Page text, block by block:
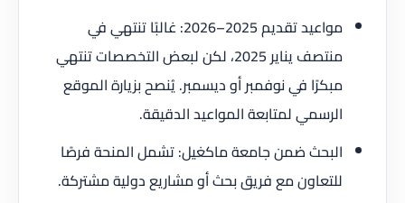
مواعيد تقديم 2025–2026: غالبًا تنتهي في
منتصف يناير 2025، لكن لبعض التخصصات تنتهي
مبكرًا في نوفمبر أو ديسمبر. يُنصح بزيارة الموقع
الرسمي لمتابعة المواعيد الدقيقة.
البحث ضمن جامعة ماكغيل: تشمل المنحة فرصًا
للتعاون مع فريق بحث أو مشاريع دولية مشتركة.